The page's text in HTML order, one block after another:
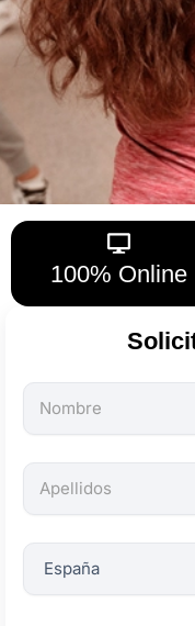
100% Online
Todos
los
son
obligatorios.